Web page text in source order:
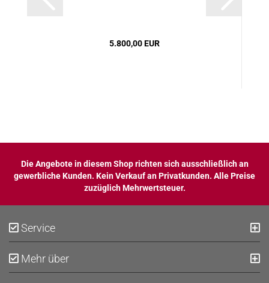
5.800,00 EUR
Die Angebote in diesem Shop richten sich ausschließlich an
gewerbliche Kunden. Kein Verkauf an Privatkunden. Alle Preise
zuzüglich Mehrwertsteuer.
Service
Mehr über